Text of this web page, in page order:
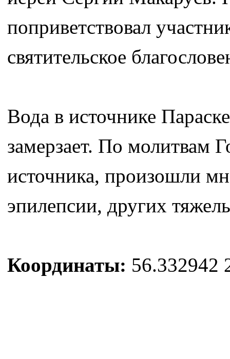
поприветствовал
святительское
Вода в источнике
замерзает. По молитвам
источника, произошли
эпилепсии, других
Координаты: 56.332942